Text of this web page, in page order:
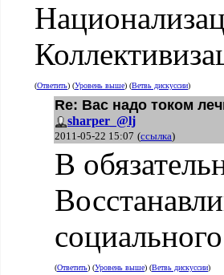
(Ответить) (Уровень выше) (Ветвь дискуссии)
Re: Вас надо током
sharper_@lj
2011-05-22 15:07 (ссылка)
В
(Ответить) (Уровень выше) (Ветвь дискуссии)